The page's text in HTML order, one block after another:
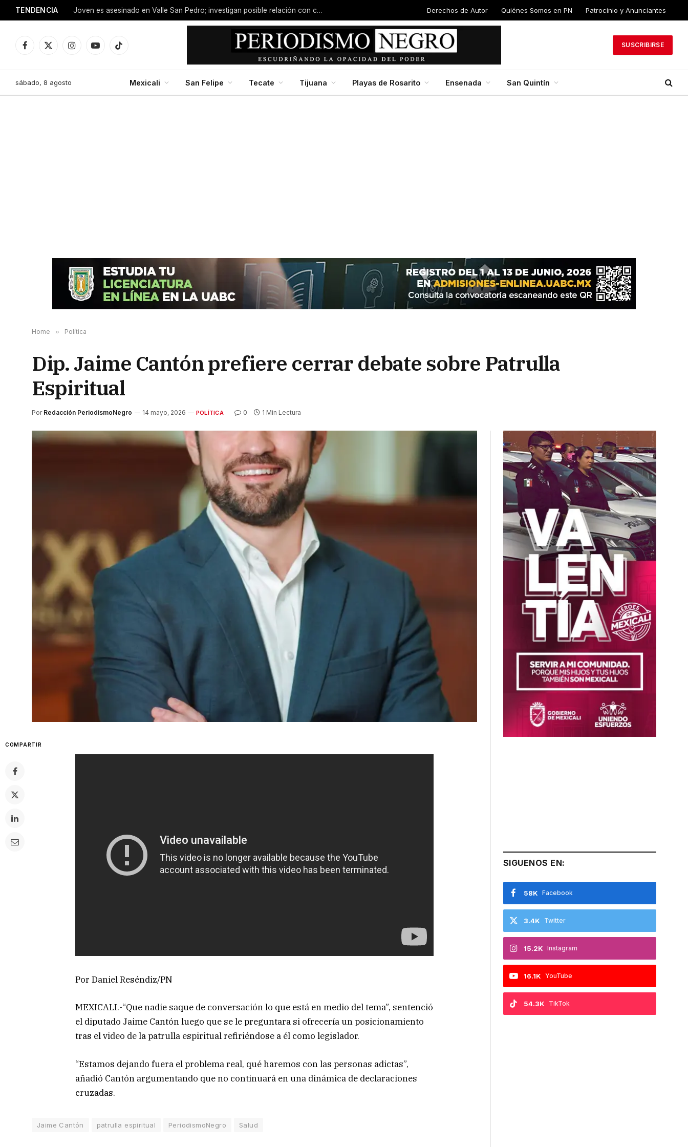
TENDENCIA Joven es asesinado en Valle San Pedro; investigan posible relación con carreras clandestinas Derechos de Autor Quiénes Somos en PN Patrocinio y Anunciantes
Facebook
X
InstagramYouTubeTikTok
SUSCRIBIRSE
sábado, 8 agosto Mexicali San Felipe Tecate Tijuana Playas de Rosarito Ensenada San Quintín
Home » Política
Dip. Jaime Cantón prefiere cerrar debate sobre Patrulla
Espiritual
Por Redacción PeriodismoNegro 14 mayo, 2026 POLÍTICA 0 1 Min Lectura
COMPARTIR
Por Daniel Reséndiz/PN
MEXICALI.-“Que nadie saque de conversación lo que está en medio del tema”, sentenció
el diputado Jaime Cantón luego que se le preguntara si ofrecería un posicionamiento
tras el video de la patrulla espiritual refiriéndose a él como legislador.
“Estamos dejando fuera el problema real, qué haremos con las personas adictas”,
añadió Cantón argumentando que no continuará en una dinámica de declaraciones
cruzadas.
Jaime Cantón patrulla espiritual PeriodismoNegro Salud
SIGUENOS EN:
Facebook
58K
Twitter
3.4K
Instagram
15.2K
YouTube
16.1K
TikTok
54.3K